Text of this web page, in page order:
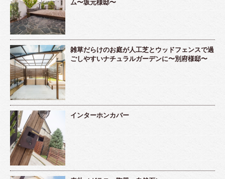
雑草だらけのお庭が人工芝とウッドフェンスで過
ごしやすいナチュラルガーデンに〜別府様邸〜
インターホンカバー